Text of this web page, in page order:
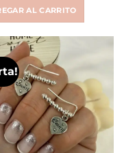
$ 44.200.$ 16.900.
AL CARRITO